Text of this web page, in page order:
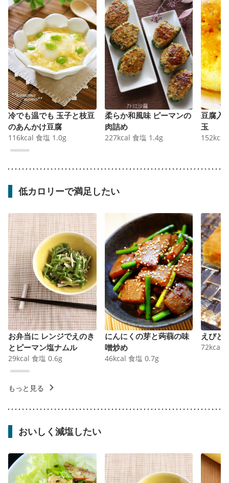
冷でも温でも 玉子と枝豆
のあんかけ豆腐
116kcal 食塩 1.0g
柔らか和風味 ピーマンの
肉詰め
227kcal 食塩 1.4g
豆腐入
玉
152kcal
低カロリーで満足したい
お弁当に レンジでえのき
とピーマン塩ナムル
29kcal 食塩 0.6g
にんにくの芽と蒟蒻の味
噌炒め
46kcal 食塩 0.7g
えびと
72kcal
もっと見る
おいしく減塩したい